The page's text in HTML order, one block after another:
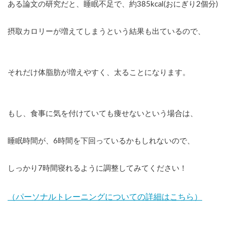
ある論文の研究だと、睡眠不足で、約385kcal(おにぎり2個分)
摂取カロリーが増えてしまうという結果も出ているので、
それだけ体脂肪が増えやすく、太ることになります。
もし、食事に気を付けていても痩せないという場合は、
睡眠時間が、6時間を下回っているかもしれないので、
しっかり7時間寝れるように調整してみてください！
（パーソナルトレーニングについての詳細はこちら）